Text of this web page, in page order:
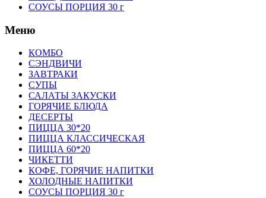
СОУСЫ ПОРЦИЯ 30 г
Меню
КОМБО
СЭНДВИЧИ
ЗАВТРАКИ
СУПЫ
САЛАТЫ ЗАКУСКИ
ГОРЯЧИЕ БЛЮДА
ДЕСЕРТЫ
ПИЦЦА 30*20
ПИЦЦА КЛАССИЧЕСКАЯ
ПИЦЦА 60*20
ЧИКЕТТИ
КОФЕ, ГОРЯЧИЕ НАПИТКИ
ХОЛОДНЫЕ НАПИТКИ
СОУСЫ ПОРЦИЯ 30 г